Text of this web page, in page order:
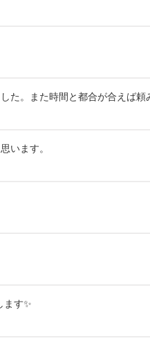
。また時間と都合が合えば頼
います。
す✨